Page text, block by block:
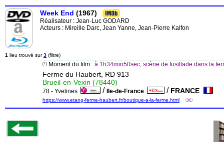
Week End (1967)
Réalisateur : Jean-Luc GODARD
Acteurs : Mireille Darc, Jean Yanne, Jean-Pierre Kalfon
1 lieu trouvé sur3 (filtre)
Moment du film : à 1h34min50sec, scène de fusillade dans la
Ferme du Haubert, RD 913
Brueil-en-Vexin (78440)
78 - Yvelines / Ile-de-France / FRANCE
https://www.etang-ferme-haubert.fr/boutique-a-la-ferme.html